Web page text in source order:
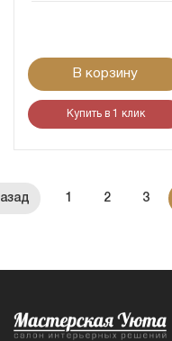
В корзину
Купить в 1 клик
1 2 3